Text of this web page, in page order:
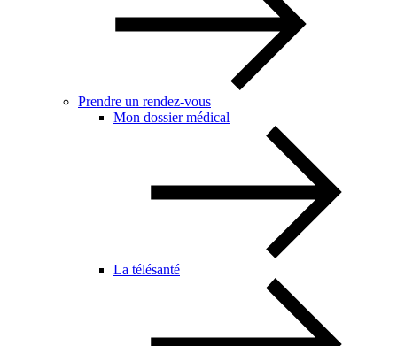
Prendre un rendez-vous
Mon dossier médical
La télésanté